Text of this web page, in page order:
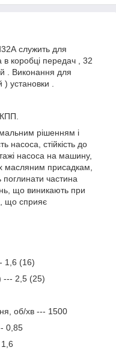
служить для
в коробці передач , 32
. Виконання для
установки .
рішенням і
насоса, стійкість до
насоса на машину,
масляним присадкам,
поглинати частина
що виникають при
що сприяє
1,6 (16)
--- 2,5 (25)
об/хв --- 1500
0,85